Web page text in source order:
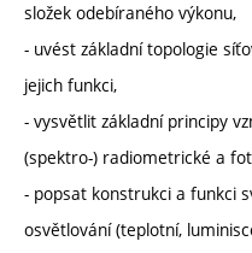
složek odebíraného výkonu,
- uvést základní topologie
jejich funkci,
- vysvětlit základní principy
(spektro-) radiometrické a
- popsat konstrukci a funkci
osvětlování (teplotní,